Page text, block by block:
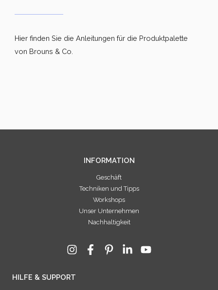
Hier finden Sie die Anleitungen für die Produktpalette
von Brouns & Co.
INFORMATION
Geschäft
Techniken und Tipps
Workshops
Unser Unternehmen
Nachhaltigkeit
HILFE & SUPPORT